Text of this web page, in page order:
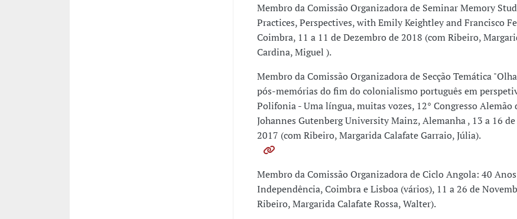
Membro da Comissão Organizadora de Seminar Memory
Practices, Perspectives, with Emily Keightley and Francisco
Coimbra, 11 a 11 de Dezembro de 2018 (com Ribeiro,
Cardina, Miguel ).
Membro da Comissão Organizadora de Secção Temática
pós-memórias do fim do colonialismo português em
Polifonia - Uma língua, muitas vozes, 12° Congresso Alemão
Johannes Gutenberg University Mainz, Alemanha , 13 a 16
2017 (com Ribeiro, Margarida Calafate Garraio, Júlia).
Membro da Comissão Organizadora de Ciclo Angola: 40
Independência, Coimbra e Lisboa (vários), 11 a 26 de
Ribeiro, Margarida Calafate Rossa, Walter).